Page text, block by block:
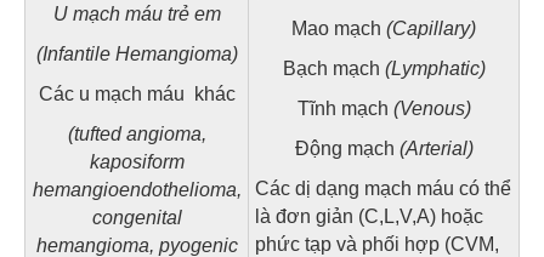
U mạch máu trẻ em
(Infantile Hemangioma)
Các u mạch máu khác
(tufted angioma,
kaposiform
hemangioendothelioma,
congenital
hemangioma, pyogenic
Mao mạch (Capillary)
Bạch mạch (Lymphatic)
Tĩnh mạch (Venous)
Động mạch (Arterial)
Các dị dạng mạch máu có thể
là đơn giản (C,L,V,A) hoặc
phức tạp và phối hợp (CVM,